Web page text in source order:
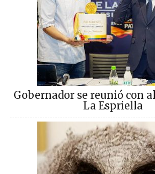
Gobernador se reunió con
La Espriella